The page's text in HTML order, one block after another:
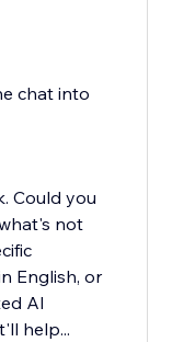
chat into
Could you
not
English, or
AI
help...